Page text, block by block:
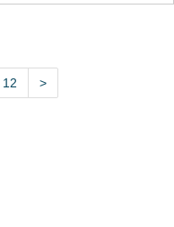
12 >